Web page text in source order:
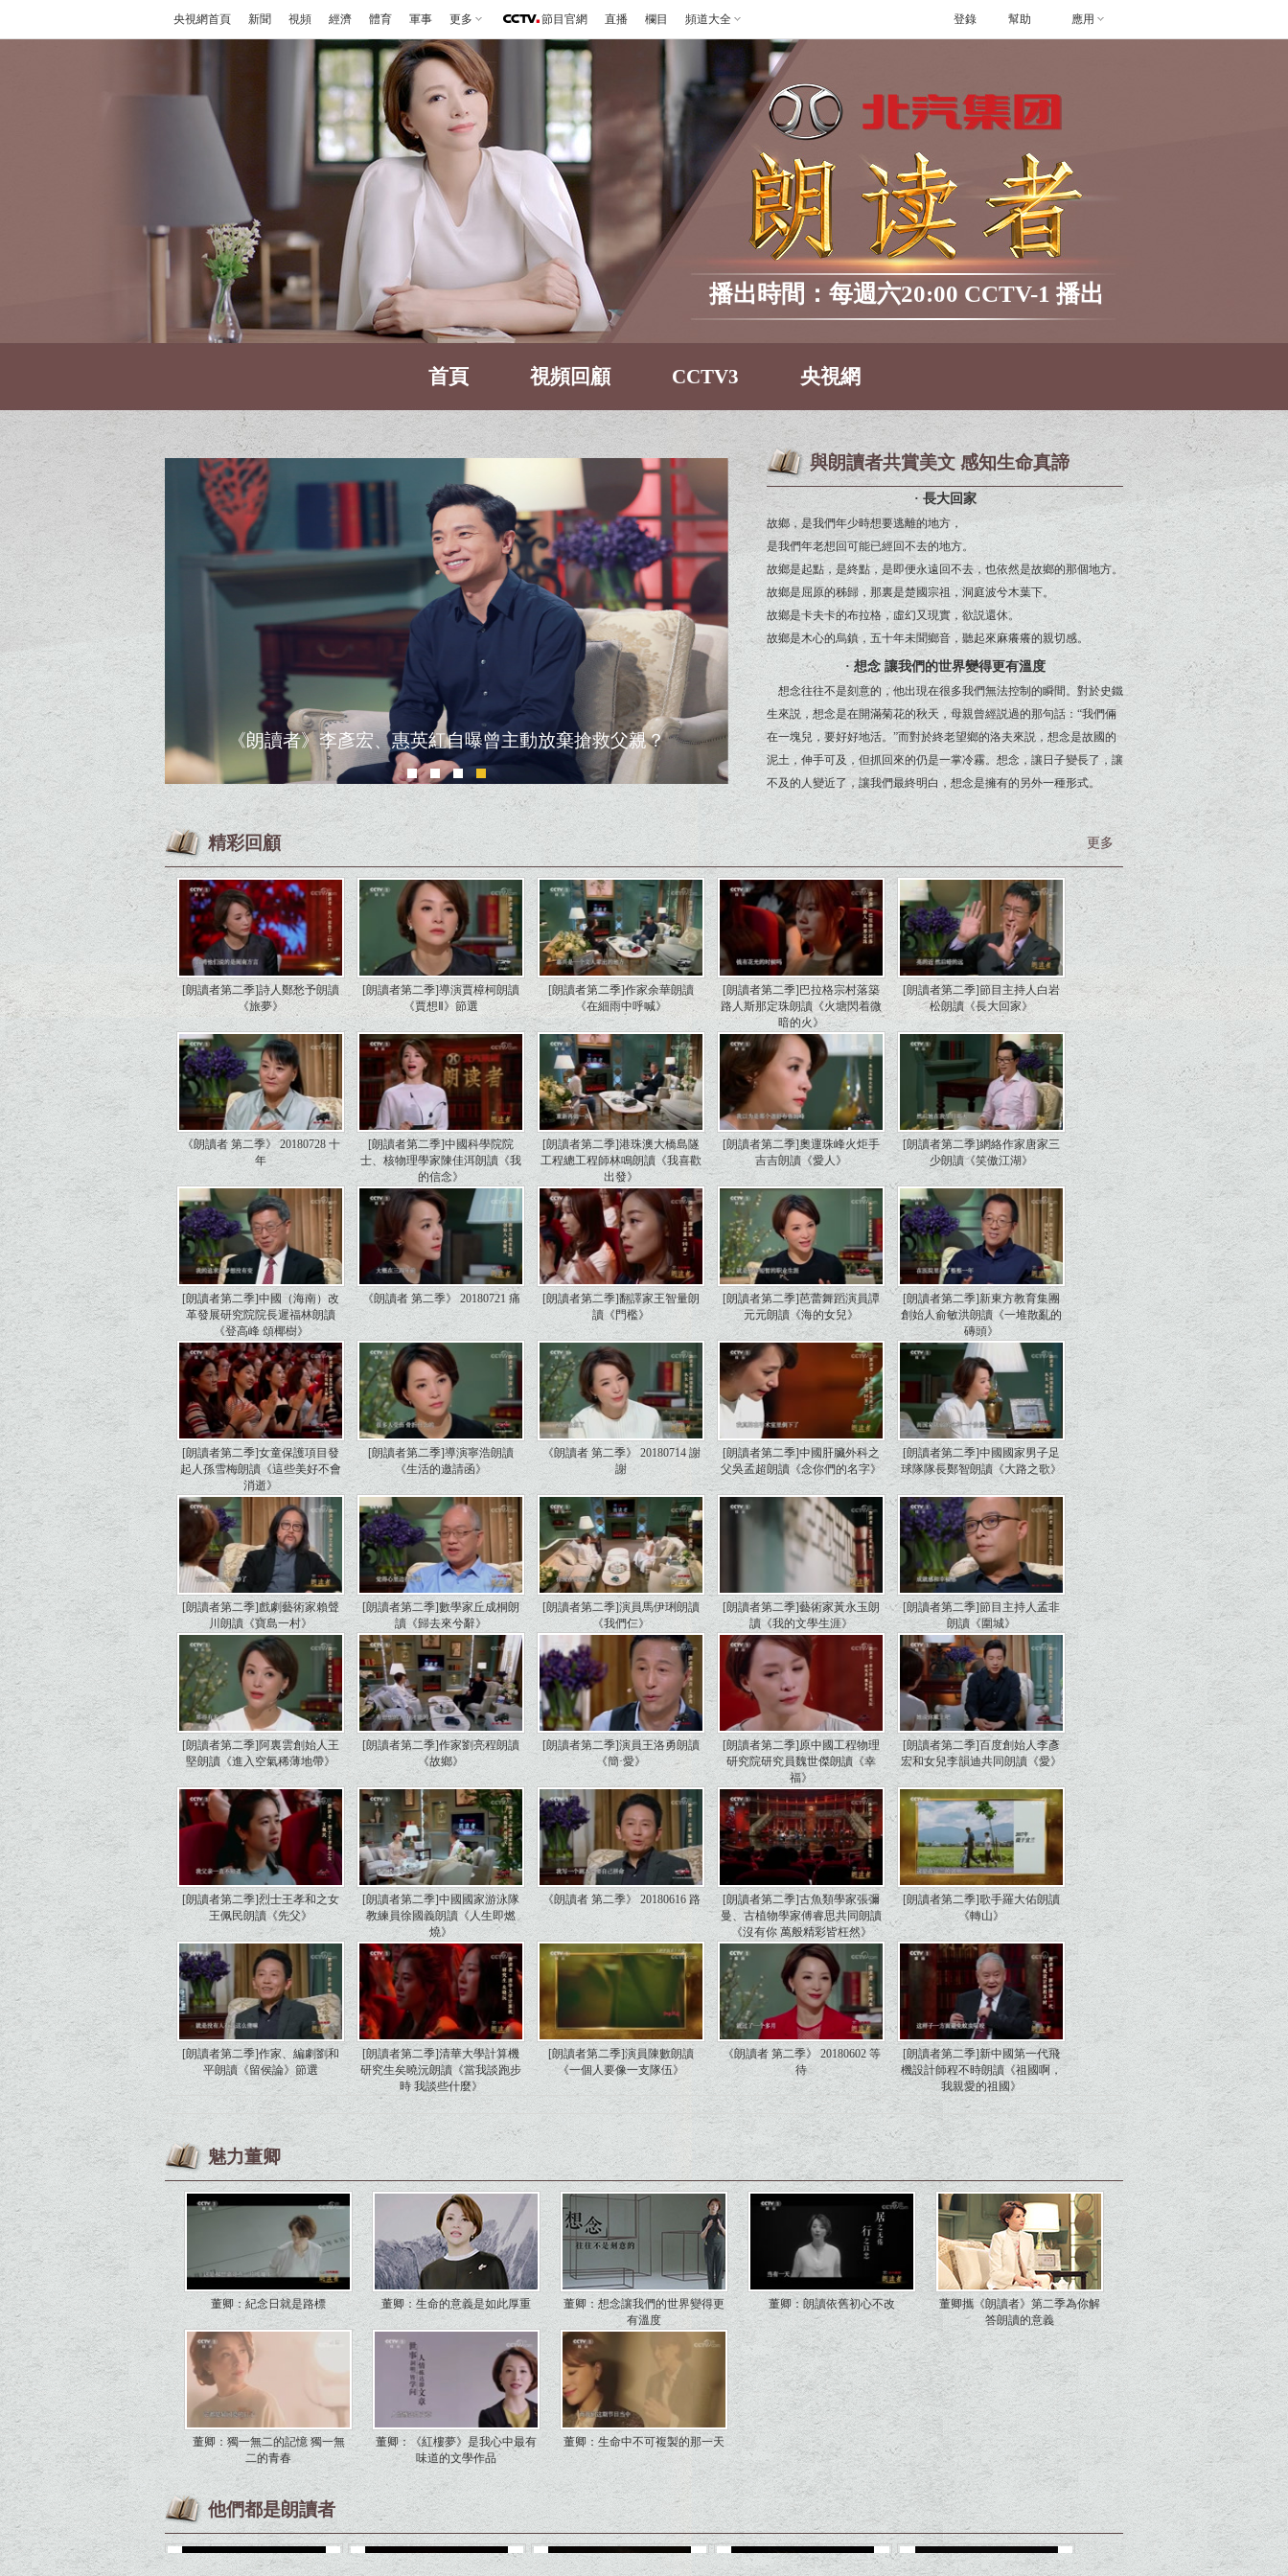
央視網首頁 新聞 視頻 經濟 體育 軍事 更多 節目官網 直播 欄目 頻道大全 幫助 應用
登錄
播出時間：每週六20:00 CCTV-1 播出
首頁 視頻回顧 CCTV3 央視網
《朗讀者》第二季收官 白岩松朗讀《長大回家》
與朗讀者共賞美文 感知生命真諦
· 長大回家
故鄉，是我們年少時想要逃離的地方，
是我們年老想回可能已經回不去的地方。
故鄉是起點，是終點，是即便永遠回不去，也依然是故鄉的那個地方。
故鄉是屈原的秭歸，那裏是楚國宗祖，洞庭波兮木葉下。
故鄉是卡夫卡的布拉格，虛幻又現實，欲説還休。
故鄉是木心的烏鎮，五十年未聞鄉音，聽起來麻癢癢的親切感。
· 想念 讓我們的世界變得更有溫度
想念往往不是刻意的，他出現在很多我們無法控制的瞬間。對於史鐵
生來説，想念是在開滿菊花的秋天，母親曾經説過的那句話：“我們倆
在一塊兒，要好好地活。”而對於終老望鄉的洛夫來説，想念是故國的
泥土，伸手可及，但抓回來的仍是一掌冷霧。想念，讓日子變長了，讓
不及的人變近了，讓我們最終明白，想念是擁有的另外一種形式。
精彩回顧 更多
[朗讀者第二季]詩人鄭愁予朗讀
《旅夢》
[朗讀者第二季]導演賈樟柯朗讀
《賈想Ⅱ》節選
[朗讀者第二季]作家余華朗讀
《在細雨中呼喊》
[朗讀者第二季]巴拉格宗村落築
路人斯那定珠朗讀《火塘閃着微
暗的火》
[朗讀者第二季]節目主持人白岩
松朗讀《長大回家》
《朗讀者 第二季》 20180728 十
年
[朗讀者第二季]中國科學院院
士、核物理學家陳佳洱朗讀《我
的信念》
[朗讀者第二季]港珠澳大橋島隧
工程總工程師林鳴朗讀《我喜歡
出發》
[朗讀者第二季]奧運珠峰火炬手
吉吉朗讀《愛人》
[朗讀者第二季]網絡作家唐家三
少朗讀《笑傲江湖》
[朗讀者第二季]中國（海南）改
革發展研究院院長遲福林朗讀
《登高峰 頌椰樹》
《朗讀者 第二季》 20180721 痛
[朗讀者第二季]翻譯家王智量朗
讀《門檻》
[朗讀者第二季]芭蕾舞蹈演員譚
元元朗讀《海的女兒》
[朗讀者第二季]新東方教育集團
創始人俞敏洪朗讀《一堆散亂的
磚頭》
[朗讀者第二季]女童保護項目發
起人孫雪梅朗讀《這些美好不會
消逝》
[朗讀者第二季]導演寧浩朗讀
《生活的邀請函》
《朗讀者 第二季》 20180714 謝
謝
[朗讀者第二季]中國肝臟外科之
父吳孟超朗讀《念你們的名字》
[朗讀者第二季]中國國家男子足
球隊隊長鄭智朗讀《大路之歌》
[朗讀者第二季]戲劇藝術家賴聲
川朗讀《寶島一村》
[朗讀者第二季]數學家丘成桐朗
讀《歸去來兮辭》
[朗讀者第二季]演員馬伊琍朗讀
《我們仨》
[朗讀者第二季]藝術家黃永玉朗
讀《我的文學生涯》
[朗讀者第二季]節目主持人孟非
朗讀《圍城》
[朗讀者第二季]阿裏雲創始人王
堅朗讀《進入空氣稀薄地帶》
[朗讀者第二季]作家劉亮程朗讀
《故鄉》
[朗讀者第二季]演員王洛勇朗讀
《簡·愛》
[朗讀者第二季]原中國工程物理
研究院研究員魏世傑朗讀《幸
福》
[朗讀者第二季]百度創始人李彥
宏和女兒李韻迪共同朗讀《愛》
[朗讀者第二季]烈士王孝和之女
王佩民朗讀《先父》
[朗讀者第二季]中國國家游泳隊
教練員徐國義朗讀《人生即燃
燒》
《朗讀者 第二季》 20180616 路
[朗讀者第二季]古魚類學家張彌
曼、古植物學家傅睿思共同朗讀
《沒有你 萬般精彩皆枉然》
[朗讀者第二季]歌手羅大佑朗讀
《轉山》
[朗讀者第二季]作家、編劇劉和
平朗讀《留侯論》節選
[朗讀者第二季]清華大學計算機
研究生矣曉沅朗讀《當我談跑步
時 我談些什麼》
[朗讀者第二季]演員陳數朗讀
《一個人要像一支隊伍》
《朗讀者 第二季》 20180602 等
待
[朗讀者第二季]新中國第一代飛
機設計師程不時朗讀《祖國啊，
我親愛的祖國》
魅力董卿
董卿：紀念日就是路標 董卿：生命的意義是如此厚重
董卿：想念讓我們的世界變得更
有溫度
董卿：朗讀依舊初心不改
董卿攜《朗讀者》第二季為你解
答朗讀的意義
董卿：獨一無二的記憶 獨一無
二的青春
董卿：《紅樓夢》是我心中最有
味道的文學作品
董卿：生命中不可複製的那一天
他們都是朗讀者